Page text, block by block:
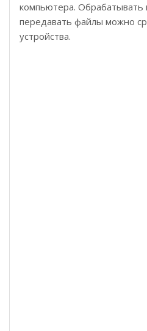
компьютера. Обрабатывать
передавать файлы можно
устройства.